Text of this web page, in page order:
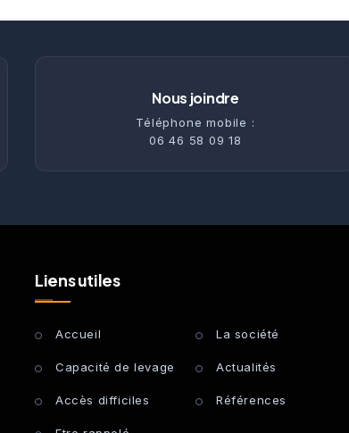
Nous joindre
Téléphone mobile :
06 46 58 09 18
Liens utiles
Accueil La société
Capacité de levage Actualités
Accès difficiles Références